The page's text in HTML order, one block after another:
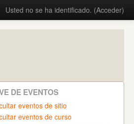
Usted no se ha identificado. (Acceder)
DE EVENTOS
eventos de sitio
eventos de curso